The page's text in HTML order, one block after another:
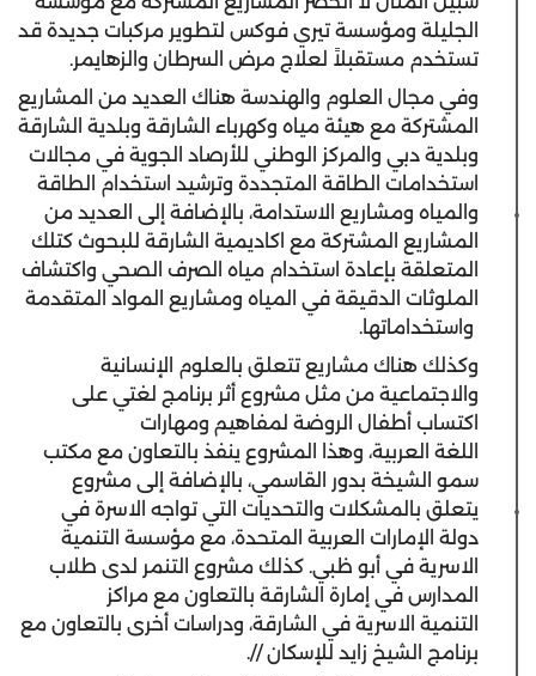
الجليلة ومؤسسة تيري فوكس لتطوير مركبات جديدة قد
تستخدم مستقبلاً لعلاج مرض السرطان والزهايمر.
وفي مجال العلوم والهندسة هناك العديد من المشاريع
المشتركة مع هيئة مياه وكهرباء الشارقة وبلدية الشارقة
وبلدية دبي والمركز الوطني للأرصاد الجوية في مجالات
استخدامات الطاقة المتجددة وترشيد استخدام الطاقة
والمياه ومشاريع الاستدامة، بالإضافة إلى العديد من
المشاريع المشتركة مع اكاديمية الشارقة للبحوث كتلك
المتعلقة بإعادة استخدام مياه الصرف الصحي واكتشاف
الملوثات الدقيقة في المياه ومشاريع المواد المتقدمة
واستخداماتها.
وكذلك هناك مشاريع تتعلق بالعلوم الإنسانية
والاجتماعية من مثل مشروع أثر برنامج لغتي على
اكتساب أطفال الروضة لمفاهيم ومهارات
اللغة العربية، وهذا المشروع ينفذ بالتعاون مع مكتب
سمو الشيخة بدور القاسمي، بالإضافة إلى مشروع
يتعلق بالمشكلات والتحديات التي تواجه الاسرة في
دولة الإمارات العربية المتحدة، مع مؤسسة التنمية
الاسرية في أبو ظبي. كذلك مشروع التنمر لدى طلاب
المدارس في إمارة الشارقة بالتعاون مع مراكز
التنمية الاسرية في الشارقة، ودراسات أخرى بالتعاون مع
برنامج الشيخ زايد للإسكان //.